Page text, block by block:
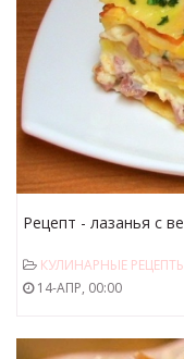
Рецепт - лазанья с
КУЛИНАРНЫЕ
14-АПР, 00:00